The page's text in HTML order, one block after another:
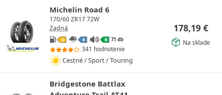
Michelin Road 6
170/60 ZR17 72W
Zadná
D B B 71 db
341 hodnotenie
Cestné / Sport / Touring
178,19 €
Na sklade
Bridgestone Battlax